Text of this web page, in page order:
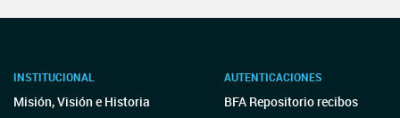
INSTITUCIONAL
Misión, Visión e Historia
AUTENTICACIONES
BFA Repositorio recibos